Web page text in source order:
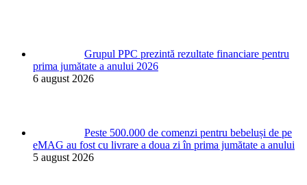
Grupul PPC prezintă rezultate financiare pentru
prima jumătate a anului 2026
6 august 2026
Peste 500.000 de comenzi pentru bebeluși de pe
eMAG au fost cu livrare a doua zi în prima jumătate a anului
5 august 2026